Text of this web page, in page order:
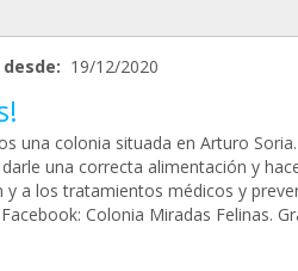
19/12/2020
una colonia situada en Arturo
una correcta alimentación y
y a los tratamientos médicos y
Colonia Miradas Felinas.